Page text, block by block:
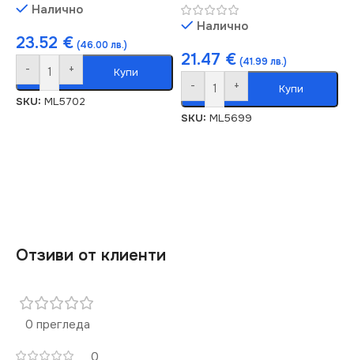
Налично
23.52 € (46.00 лв.)
- + Купи
SKU: ML5702
Налично
21.47 € (41.99 лв.)
- + Купи
SKU: ML5699
Отзиви от клиенти
0 прегледа